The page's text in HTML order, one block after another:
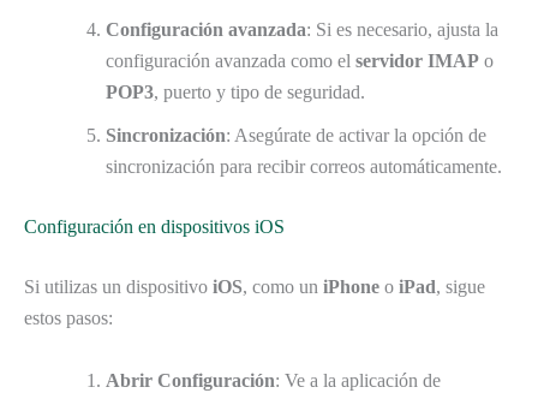
Configuración avanzada: Si es necesario, ajusta la
configuración avanzada como el servidor IMAP o
POP3, puerto y tipo de seguridad.
Sincronización: Asegúrate de activar la opción de
sincronización para recibir correos automáticamente.
Configuración en dispositivos iOS
Si utilizas un dispositivo iOS, como un iPhone o iPad, sigue
estos pasos:
Abrir Configuración: Ve a la aplicación de